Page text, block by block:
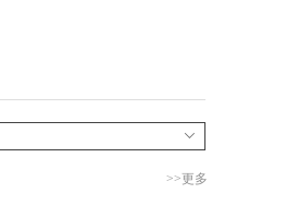
>>更多